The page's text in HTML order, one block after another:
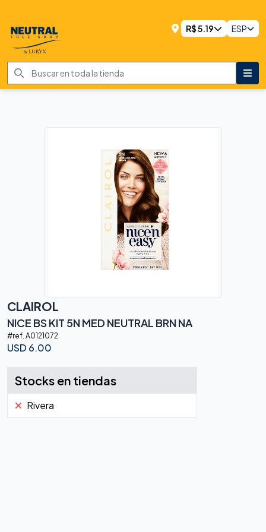
R$5.19 ESP
CLAIROL
NICE BS KIT 5N MED NEUTRAL BRN NA
#ref. A0121072
USD 6.00
Stocks en tiendas
Rivera